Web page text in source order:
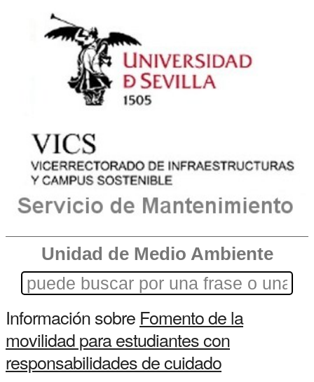
Unidad de Medio Ambiente
Información sobre Fomento de la
movilidad para estudiantes con
responsabilidades de cuidado